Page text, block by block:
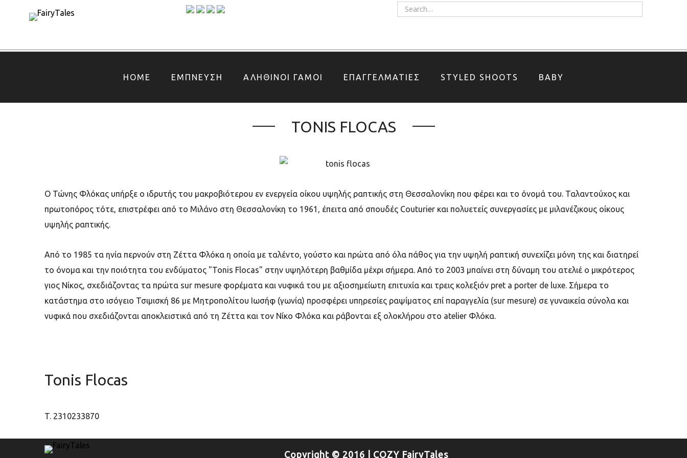
HOME ΕΜΠΝΕΥΣΗ ΑΛΗΘΙΝΟΙ ΓΑΜΟΙ ΕΠΑΓΓΕΛΜΑΤΙΕΣ STYLED SHOOTS BABY
TONIS FLOCAS
Ο Τώνης Φλόκας υπήρξε ο ιδρυτής του μακροβιότερου εν ενεργεία οίκου υψηλής ραπτικής στη Θεσσαλονίκη που φέρει και το όνομά του. Ταλαντούχος και
πρωτοπόρος τότε, επιστρέφει από το Μιλάνο στη Θεσσαλονίκη το 1961, έπειτα από σπουδές Couturier και πολυετείς συνεργασίες με μιλανέζικους οίκους
υψηλής ραπτικής.
Aπό το 1985 τα ηνία περνούν στη Ζέττα Φλόκα η οποία με ταλέντο, γούστο και πρώτα από όλα πάθος για την υψηλή ραπτική συνεχίζει μόνη της και διατηρεί
το όνομα και την ποιότητα του ενδύματος "Tonis Flocas" στην υψηλότερη βαθμίδα μέχρι σήμερα. Από το 2003 μπαίνει στη δύναμη του ατελιέ ο μικρότερος
γιος Νίκος, σχεδιάζοντας τα πρώτα sur mesure φορέματα και νυφικά του με αξιοσημείωτη επιτυχία και τρεις κολεξιόν pret a porter de luxe. Σήμερα το
κατάστημα στο ισόγειο Τσιμισκή 86 με Μητροπολίτου Ιωσήφ (γωνία) προσφέρει υπηρεσίες ραψίματος επί παραγγελία (sur mesure) σε γυναικεία σύνολα και
νυφικά που σχεδιάζονται αποκλειστικά από τη Ζέττα και τον Νίκο Φλόκα και ράβονται εξ ολοκλήρου στο atelier Φλόκα.
Tonis Flocas
T. 2310233870
Copyright © 2016 | COZY FairyTales